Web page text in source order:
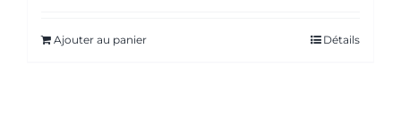
Ajouter au panier Détails